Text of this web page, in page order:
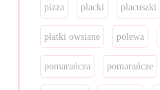
pizza placki placuszki
płatki owsiane polewa
pomarańcza pomarańcze